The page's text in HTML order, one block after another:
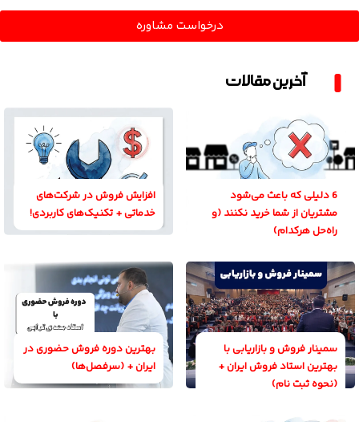
درخواست مشاوره
آخرین مقالات
6 دلیلی که باعث می‌شود
مشتریان از شما خرید نکنند (و
راه‌حل هرکدام)
افزایش فروش در شرکت‌های
خدماتی + تکنیک‌های کاربردی!
سمینار فروش و بازاریابی با
بهترین استاد فروش ایران +
(نحوه ثبت نام)
بهترین دوره فروش حضوری در
ایران + (سرفصل‌ها)